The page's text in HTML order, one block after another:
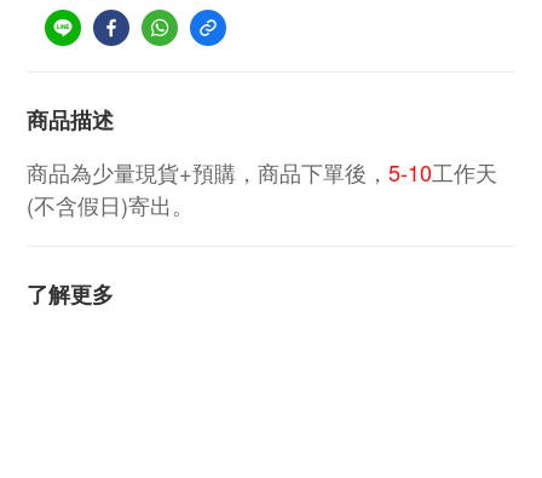
商品描述
商品為少量現貨+預購，商品下單後， 5-10工作天
(不含假日)寄出。
了解更多